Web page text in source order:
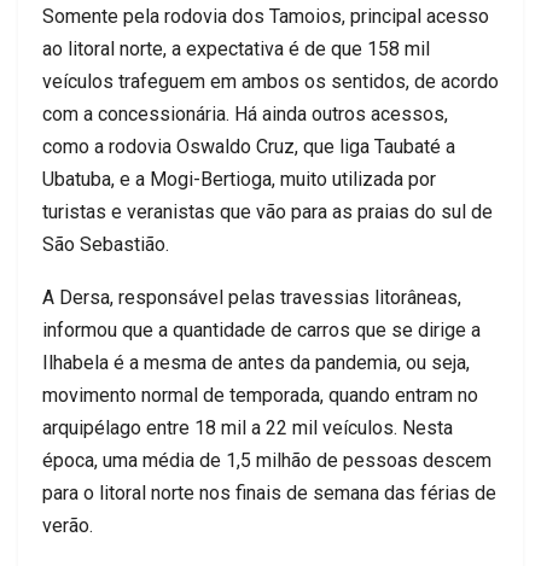
Somente pela rodovia dos Tamoios, principal acesso
ao litoral norte, a expectativa é de que 158 mil
veículos trafeguem em ambos os sentidos, de acordo
com a concessionária. Há ainda outros acessos,
como a rodovia Oswaldo Cruz, que liga Taubaté a
Ubatuba, e a Mogi-Bertioga, muito utilizada por
turistas e veranistas que vão para as praias do sul de
São Sebastião.
A Dersa, responsável pelas travessias litorâneas,
informou que a quantidade de carros que se dirige a
Ilhabela é a mesma de antes da pandemia, ou seja,
movimento normal de temporada, quando entram no
arquipélago entre 18 mil a 22 mil veículos. Nesta
época, uma média de 1,5 milhão de pessoas descem
para o litoral norte nos finais de semana das férias de
verão.